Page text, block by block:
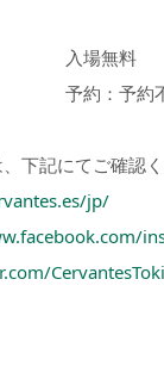
入場無料
予約：予約
下記にてご確認く
jp/